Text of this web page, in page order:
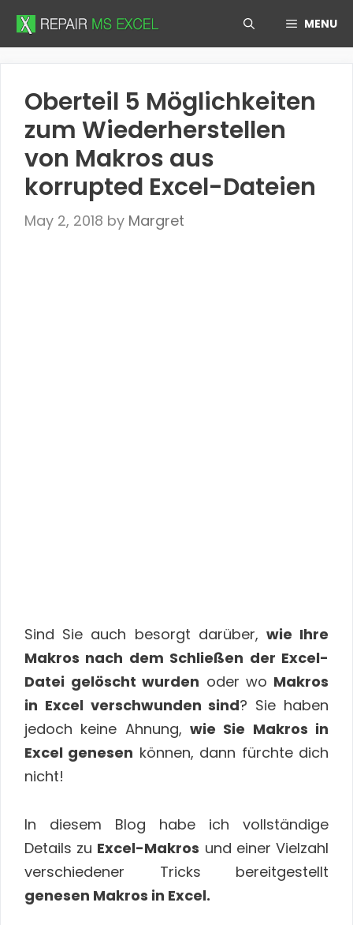
Skip
MENU
Oberteil 5 Möglichkeiten
zum Wiederherstellen
von Makros aus
korrupted Excel-Dateien
May 2, 2018 by Margret
Sind Sie auch besorgt darüber, wie Ihre
Makros nach dem Schließen der Excel-
Datei gelöscht wurden oder wo Makros
in Excel verschwunden sind? Sie haben
jedoch keine Ahnung, wie Sie Makros in
Excel genesen können, dann fürchte dich
nicht!
In diesem Blog habe ich vollständige
Details zu Excel-Makros und einer Vielzahl
verschiedener Tricks bereitgestellt
genesen Makros in Excel.